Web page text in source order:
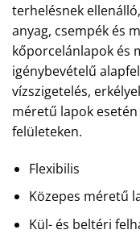
terhelésnek
anyag, csempék és
kőporcelánlapok és
igénybevételű
vízszigetelés,
méretű lapok
felületeken.
Flexibilis
Közepes méretű
Kül- és beltéri